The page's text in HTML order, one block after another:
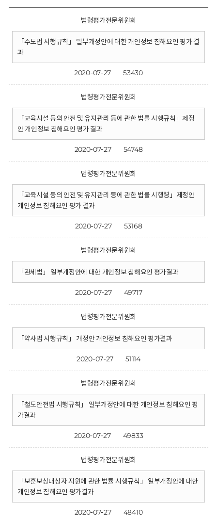
법령평가전문위원회
「수도법 시행규칙」 일부개정안에 대한 개인정보 침해요인 평가 결
과
2020-07-27 53430
법령평가전문위원회
「교육시설 등의 안전 및 유지관리 등에 관한 법률 시행규칙」제정
안 개인정보 침해요인 평가 결과
2020-07-27 54748
법령평가전문위원회
「교육시설 등의 안전 및 유지관리 등에 관한 법률 시행령」제정안
개인정보 침해요인 평가 결과
2020-07-27 53168
법령평가전문위원회
「관세법」 일부개정안에 대한 개인정보 침해요인 평가결과
2020-07-27 49717
법령평가전문위원회
「약사법 시행규칙」 개정안 개인정보 침해요인 평가결과
2020-07-27 51114
법령평가전문위원회
「철도안전법 시행규칙」 일부개정안에 대한 개인정보 침해요인 평
가결과
2020-07-27 49833
법령평가전문위원회
「보훈보상대상자 지원에 관한 법률 시행규칙」 일부개정안에 대한
개인정보 침해요인 평가결과
2020-07-27 48410